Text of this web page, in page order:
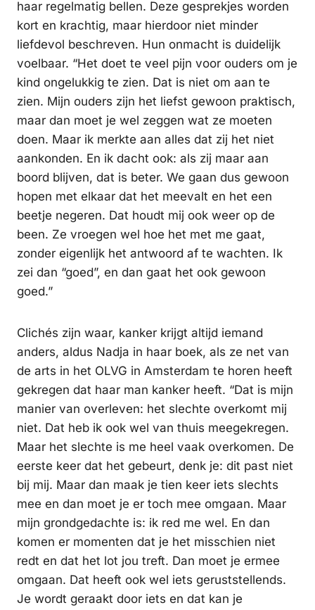
haar regelmatig bellen. Deze gesprekjes worden
kort en krachtig, maar hierdoor niet minder
liefdevol beschreven. Hun onmacht is duidelijk
voelbaar. “Het doet te veel pijn voor ouders om je
kind ongelukkig te zien. Dat is niet om aan te
zien. Mijn ouders zijn het liefst gewoon praktisch,
maar dan moet je wel zeggen wat ze moeten
doen. Maar ik merkte aan alles dat zij het niet
aankonden. En ik dacht ook: als zij maar aan
boord blijven, dat is beter. We gaan dus gewoon
hopen met elkaar dat het meevalt en het een
beetje negeren. Dat houdt mij ook weer op de
been. Ze vroegen wel hoe het met me gaat,
zonder eigenlijk het antwoord af te wachten. Ik
zei dan “goed”, en dan gaat het ook gewoon
goed.”
Clichés zijn waar, kanker krijgt altijd iemand
anders, aldus Nadja in haar boek, als ze net van
de arts in het OLVG in Amsterdam te horen heeft
gekregen dat haar man kanker heeft. “Dat is mijn
manier van overleven: het slechte overkomt mij
niet. Dat heb ik ook wel van thuis meegekregen.
Maar het slechte is me heel vaak overkomen. De
eerste keer dat het gebeurt, denk je: dit past niet
bij mij. Maar dan maak je tien keer iets slechts
mee en dan moet je er toch mee omgaan. Maar
mijn grondgedachte is: ik red me wel. En dan
komen er momenten dat je het misschien niet
redt en dat het lot jou treft. Dan moet je ermee
omgaan. Dat heeft ook wel iets geruststellends.
Je wordt geraakt door iets en dat kan je